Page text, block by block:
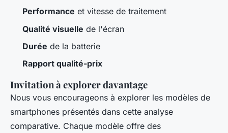
Performance et vitesse de traitement
Qualité visuelle de l'écran
Durée de la batterie
Rapport qualité-prix
Invitation à explorer davantage
Nous vous encourageons à explorer les modèles de
smartphones présentés dans cette analyse
comparative. Chaque modèle offre des